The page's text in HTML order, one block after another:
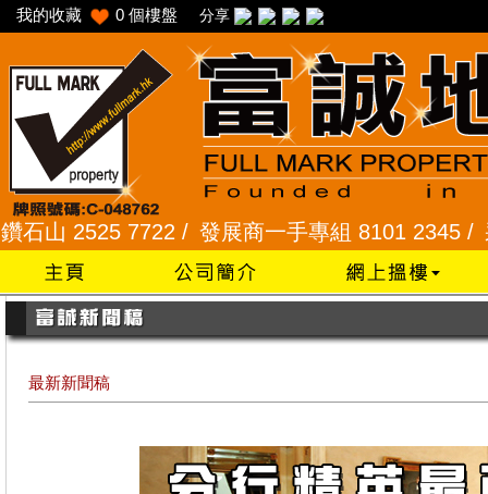
我的收藏 0 個樓盤 分享
7722 / 發展商一手專組 8101 2345 / 采頣花
最新新聞稿